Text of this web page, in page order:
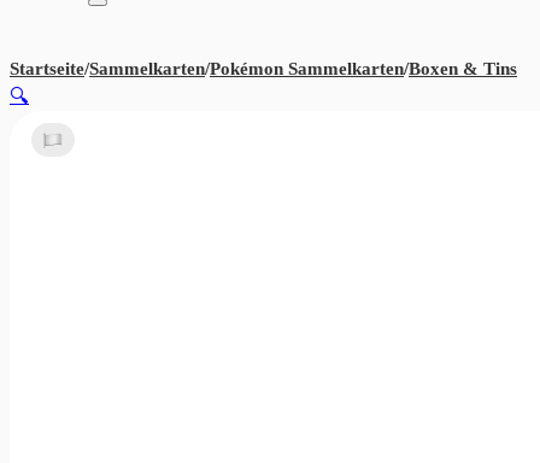
Startseite/Sammelkarten/Pokémon Sammelkarten/Boxen & Tins
🔍